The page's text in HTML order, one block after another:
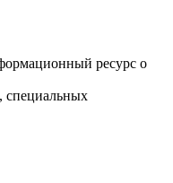
ресурс о
специальных